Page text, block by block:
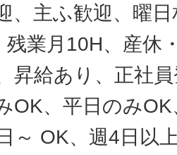
、主ふ歓迎、曜
残業月10H、産休
昇給あり、正社
OK、平日のみ
～ OK、週4日以